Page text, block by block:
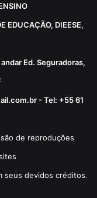
EDUCAÇÃO, DIEESE,
Ed. Seguradoras,
- Tel: +55 61
de reproduções
seus devidos créditos.